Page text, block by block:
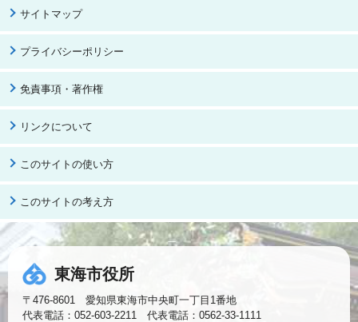
サイトマップ
プライバシーポリシー
免責事項・著作権
リンクについて
このサイトの使い方
このサイトの考え方
東海市役所
〒476-8601 愛知県東海市中央町一丁目1番地
代表電話：052-603-2211 代表電話：0562-33-1111